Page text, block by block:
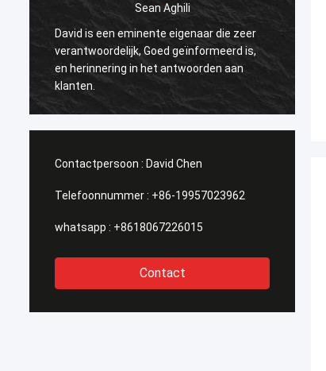
Sean Aghili
David is een eminente eigenaar die zeer
verantwoordelijk, Goed geïnformeerd is,
en herinnering in het antwoorden aan
klanten.
Contactpersoon : David Chen
Telefoonnummer : +86-19957023962
whatsapp : +8618067226015
Contact